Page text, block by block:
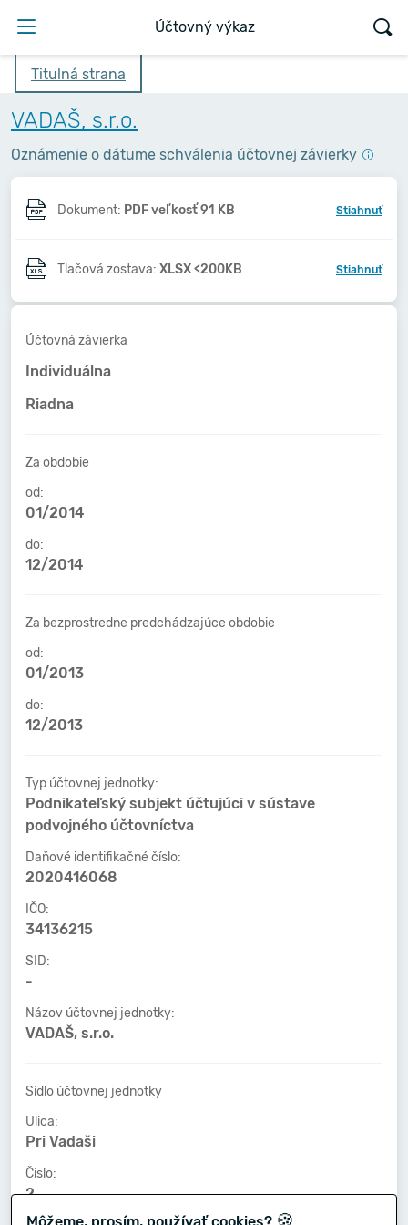
Účtovný výkaz
Titulná strana
VADAŠ, s.r.o.
Oznámenie o dátume schválenia účtovnej závierky
Dokument: PDF veľkosť 91 KB Stiahnuť
Tlačová zostava: XLSX <200KB Stiahnuť
Účtovná závierka
Individuálna
Riadna
Za obdobie
od:
01/2014
do:
12/2014
Za bezprostredne predchádzajúce obdobie
od:
01/2013
do:
12/2013
Typ účtovnej jednotky:
Podnikateľský subjekt účtujúci v sústave
podvojného účtovníctva
Daňové identifikačné číslo:
2020416068
IČO:
34136215
SID:
-
Názov účtovnej jednotky:
VADAŠ, s.r.o.
Sídlo účtovnej jednotky
Ulica:
Pri Vadaši
Číslo:
2
🍪